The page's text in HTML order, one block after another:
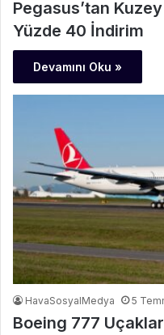
Pegasus’tan Kuzey
Yüzde 40 İndirim
Devamını Oku »
HavaSosyalMedya 5
Boeing 777